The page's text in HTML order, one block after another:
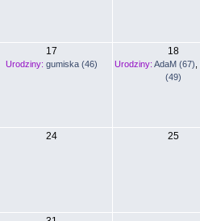
17
Urodziny: gumiska (46)
18
Urodziny: AdaM (67)
(49)
24 25